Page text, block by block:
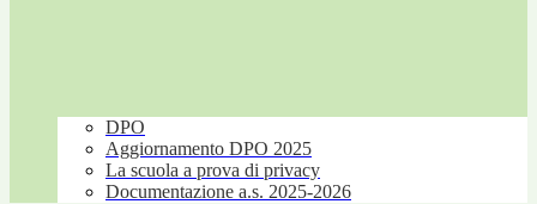
DPO
Aggiornamento DPO 2025
La scuola a prova di privacy
Documentazione a.s. 2025-2026